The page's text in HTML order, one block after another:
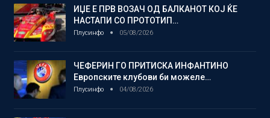
ИЏЕ Е ПРВ ВОЗАЧ ОД БАЛКАНОТ КОЈ ЌЕ
НАСТАПИ СО ПРОТОТИП…
Плусинфо 05/08/2026
ЧЕФЕРИН ГО ПРИТИСКА ИНФАНТИНО
Европските клубови би можеле…
Плусинфо 04/08/2026